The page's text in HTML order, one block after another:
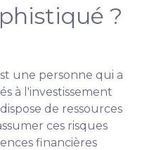
?
une personne qui a
à l'investissement
de ressources
ces risques
financières